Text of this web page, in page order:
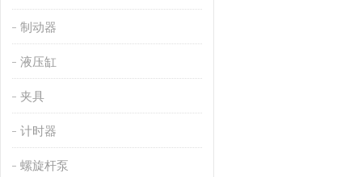
制动器
液压缸
夹具
计时器
螺旋杆泵